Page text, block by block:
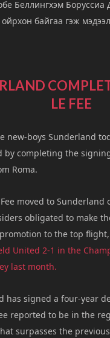
Беллингхэм Боруссиа
байгаа гэж
LE FEE
new-boys Sunderland
by completing the
Roma.
moved to Sunderland
obligated to make
to the top
United 2-1 in the
last month.
has signed a four-year
reported to be in the
surpasses the